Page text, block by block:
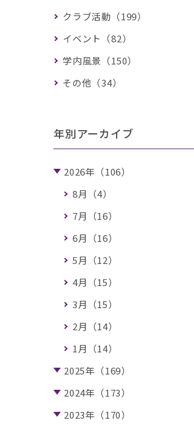
クラブ活動（199）
イベント（82）
学内風景（150）
その他（34）
年別アーカイブ
2026年（106）
8月（4）
7月（16）
6月（16）
5月（12）
4月（15）
3月（15）
2月（14）
1月（14）
2025年（169）
2024年（173）
2023年（170）